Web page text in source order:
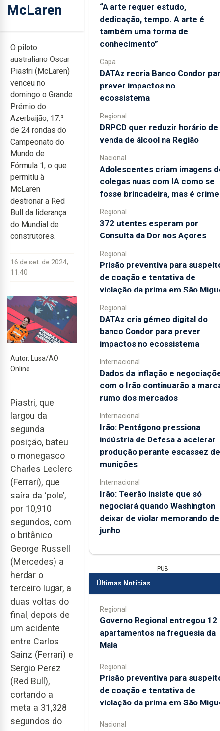
McLaren
O piloto
australiano Oscar
Piastri (McLaren)
venceu no
domingo o Grande
Prémio do
Azerbaijão, 17.ª
de 24 rondas do
Campeonato do
Mundo de
Fórmula 1, o que
permitiu à
McLaren
destronar a Red
Bull da liderança
do Mundial de
construtores.
16 de set. de 2024,
11:40
Autor: Lusa/AO
Online
Piastri, que
largou da
segunda
posição, bateu
o monegasco
Charles Leclerc
(Ferrari), que
saíra da ‘pole’,
por 10,910
segundos, com
o britânico
George Russell
(Mercedes) a
herdar o
terceiro lugar, a
duas voltas do
final, depois de
um acidente
entre Carlos
Sainz (Ferrari) e
Sergio Perez
(Red Bull),
cortando a
meta a 31,328
segundos do
“A arte requer estudo,
dedicação, tempo. A arte é
também uma forma de
conhecimento”
Capa
DATAz recria Banco Condor
prever impactos no
ecossistema
Regional
DRPCD quer reduzir horário de
venda de álcool na Região
Nacional
Adolescentes criam imagens
colegas nuas com IA como se
fosse brincadeira, mas é crime
Regional
372 utentes esperam por
Consulta da Dor nos Açores
Regional
Prisão preventiva para
de coação e tentativa de
violação da prima em São
Regional
DATAz cria gémeo digital do
banco Condor para prever
impactos no ecossistema
Internacional
Dados da inflação e
com o Irão continuarão a
rumo dos mercados
Internacional
Irão: Pentágono pressiona
indústria de Defesa a acelerar
produção perante escassez de
munições
Internacional
Irão: Teerão insiste que só
negociará quando Washington
deixar de violar memorando de
junho
PUB
Últimas Notícias
Regional
Governo Regional entregou 12
apartamentos na freguesia da
Maia
Regional
Prisão preventiva para
de coação e tentativa de
violação da prima em São
Nacional